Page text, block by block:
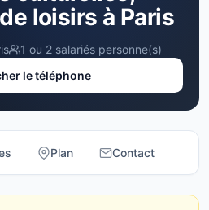
loisirs à Paris
1 ou 2 salariés personne(s)
le téléphone
Plan Contact